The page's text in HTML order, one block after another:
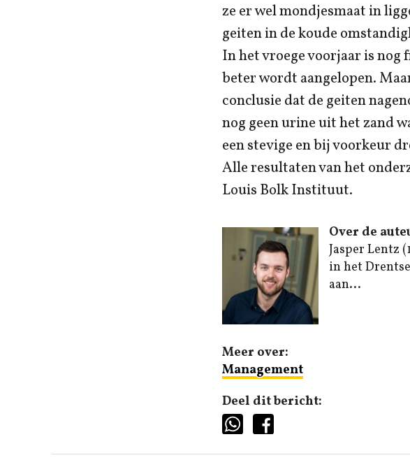
ze er wel mondjesmaat in
geiten in de koude
In het vroege voorjaar is
beter wordt aangelopen.
conclusie dat de geiten
nog geen urine uit het zand
een stevige en bij voorkeur
Alle resultaten van het
Louis Bolk Instituut.
Over de
Jasper Lentz
in het
aan...
Meer over:
Management
Deel dit bericht: